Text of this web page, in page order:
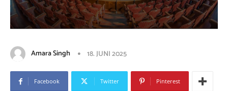
Amara Singh 18. JUNI 2025
Facebook Twitter Pinterest